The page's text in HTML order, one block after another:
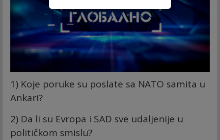
1) Koje poruke su poslate sa NATO samita u
Ankari?
2) Da li su Evropa i SAD sve udaljenije u
političkom smislu?